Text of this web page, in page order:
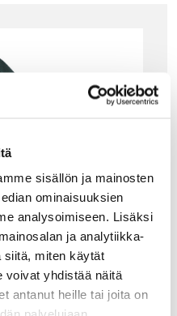
sisällön ja mainosten
ominaisuuksien
analysoimiseen. Lisäksi
ja analytiikka-
siitä, miten käytät
voivat yhdistää näitä
antanut heille tai joita on